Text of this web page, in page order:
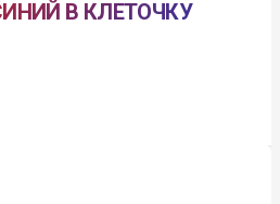
В КЛЕТОЧКУ